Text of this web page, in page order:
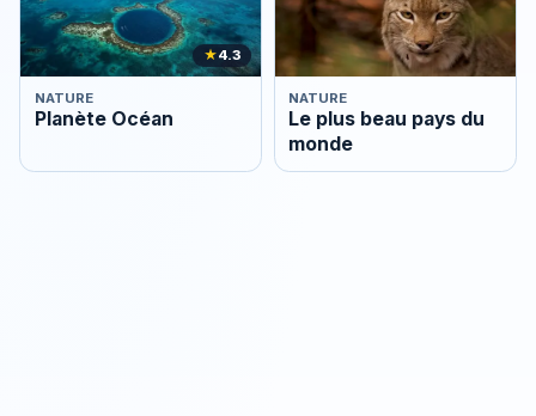
★4.3
NATURE
Planète Océan
NATURE
Le plus beau pays du
monde